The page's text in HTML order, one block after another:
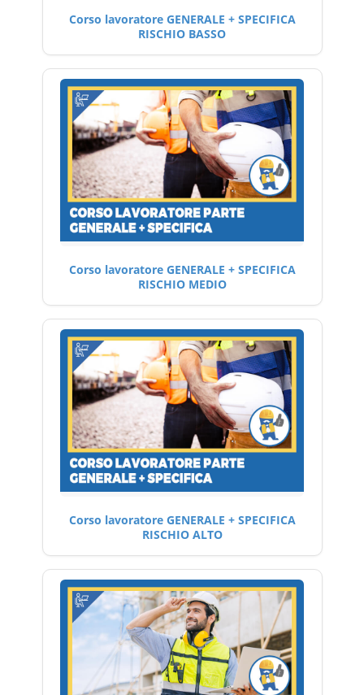
Corso lavoratore GENERALE + SPECIFICA
RISCHIO BASSO
Corso lavoratore GENERALE + SPECIFICA
RISCHIO MEDIO
Corso lavoratore GENERALE + SPECIFICA
RISCHIO ALTO